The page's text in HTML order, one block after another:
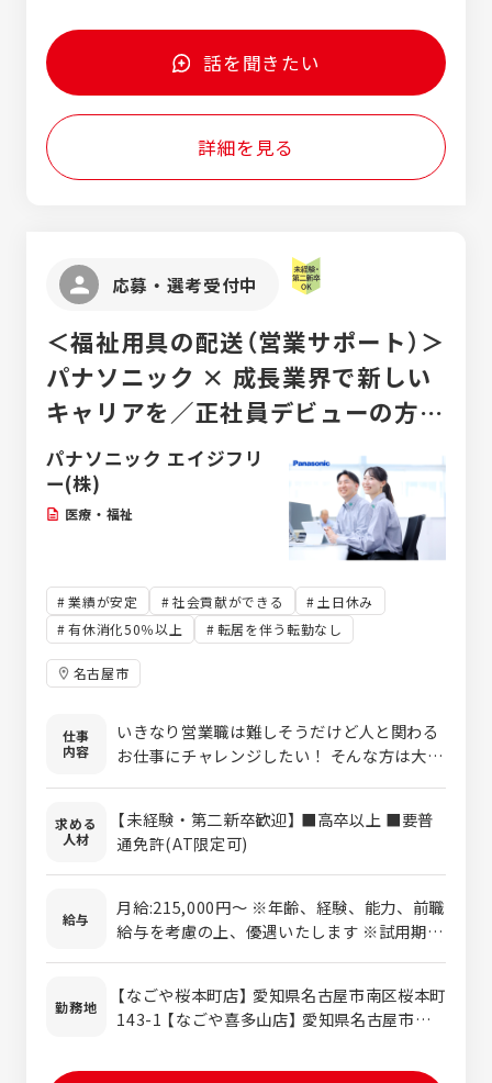
ートを巡回すること、所内の自動車の制限速
度は20km/hから40km/hに設定されている
こと、さらに作業車両が最優先されることか
ら、大型自動車の運転が初めての方でも安心
万円～570万円 30代 570万円～650万円 40
代 650万円～710万円 ※上記金額は新卒採
用者の一例です。あくまでモデル年収となり
OKです。 ◎U・Iターン歓迎！
話を聞きたい
詳細を見る
応募・選考受付中
＜福祉用具の配送（営業サポート）＞
パナソニック × 成長業界で新しい
キャリアを／正社員デビューの方歓
迎！
パナソニック エイジフリ
ー(株)
医療・福祉
業績が安定 社会貢献ができる
土日休み
有休消化50％以上
転居を伴う転勤なし
名古屋市
仕事
内容
いきなり営業職は難しそうだけど人と関わる
お仕事にチャレンジしたい！ そんな方は大歓
たお客様宅へ商品を配送いただきます。 軽量
商品～大型商品まで様々ですが、大型商品の
配送の際は 複数人のスタッフで対応となりま
すのでご安心ください♪ ■フィッティング・
微調整 置き型手すりや、歩行器の高さの調整
談に乗っていただきます。 各分野のエキスパ
ートが在籍しているため、配送先で専門的な
談・解決することができますのでご安心くだ
求める
人材
【未経験・第二新卒歓迎】 ■高卒以上 ■要普
通免許(AT限定可)
給与
月給:215,000円〜 ※年齢、経験、能力、前職
給与を考慮の上、優遇いたします ※試用期間
勤務地
【なごや桜本町店】 愛知県名古屋市南区桜本町
143-1 【なごや喜多山店】 愛知県名古屋市守